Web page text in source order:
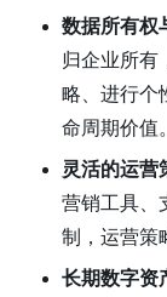
数据所有权
归企业所有
略、进行个
命周期价值。
灵活的运营
营销工具、
制，运营策
长期数字资